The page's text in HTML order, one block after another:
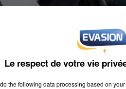
Le respect de votre vie
do the following data processing based on